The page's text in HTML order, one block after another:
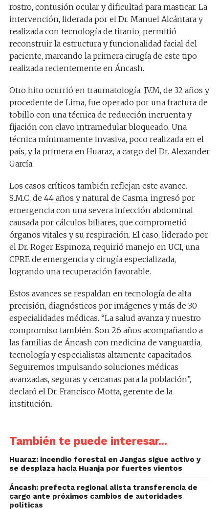
rostro, contusión ocular y dificultad para masticar. La
intervención, liderada por el Dr. Manuel Alcántara y
realizada con tecnología de titanio, permitió
reconstruir la estructura y funcionalidad facial del
paciente, marcando la primera cirugía de este tipo
realizada recientemente en Áncash.
Otro hito ocurrió en traumatología. J.V.M, de 32 años y
procedente de Lima, fue operado por una fractura de
tobillo con una técnica de reducción incruenta y
fijación con clavo intramedular bloqueado. Una
técnica mínimamente invasiva, poco realizada en el
país, y la primera en Huaraz, a cargo del Dr. Alexander
García.
Los casos críticos también reflejan este avance.
S.M.C, de 44 años y natural de Casma, ingresó por
emergencia con una severa infección abdominal
causada por cálculos biliares, que comprometió
órganos vitales y su respiración. El caso, liderado por
el Dr. Roger Espinoza, requirió manejo en UCI, una
CPRE de emergencia y cirugía especializada,
logrando una recuperación favorable.
Estos avances se respaldan en tecnología de alta
precisión, diagnósticos por imágenes y más de 30
especialidades médicas. “La salud avanza y nuestro
compromiso también. Son 26 años acompañando a
las familias de Áncash con medicina de vanguardia,
tecnología y especialistas altamente capacitados.
Seguiremos impulsando soluciones médicas
avanzadas, seguras y cercanas para la población”,
declaró el Dr. Francisco Motta, gerente de la
institución.
También te puede interesar...
Huaraz: incendio forestal en Jangas sigue activo y
se desplaza hacia Huanja por fuertes vientos
Áncash: prefecta regional alista transferencia de
cargo ante próximos cambios de autoridades
políticas